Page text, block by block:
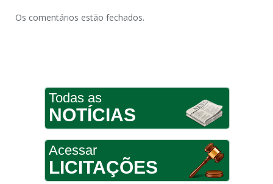
Os comentários estão fechados.
Todas as
NOTÍCIAS
Acessar
LICITAÇÕES